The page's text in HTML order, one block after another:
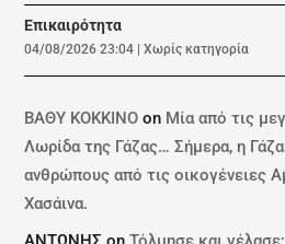
Επικαιρότητα
04/08/2026 23:04 |Χωρίς κατηγορία
ΒΑΘΥ ΚΟΚΚΙΝΟ on Μία από τις
Λωρίδα της Γάζας… Σήμερα, η
ανθρώπους από τις οικογένειες
Χασάινα.